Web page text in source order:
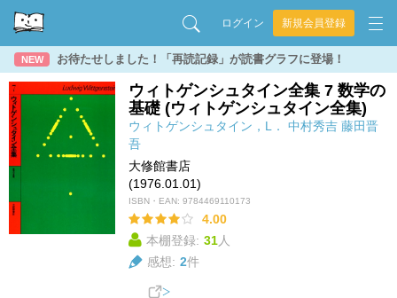
ログイン 新規会員登録
NEW お待たせしました！「再読記録」が読書グラフに登場！
ウィトゲンシュタイン全集 7 数学の
基礎 (ウィトゲンシュタイン全集)
ウィトゲンシュタイン，L． 中村秀吉 藤田晋
吾
大修館書店
(1976.01.01)
ISBN・EAN: 9784469110173
4.00
本棚登録: 31人
感想: 2件